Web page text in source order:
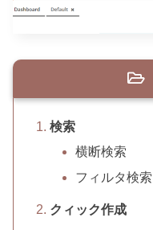
検索
横断検索
フィルタ検索
クィック作成